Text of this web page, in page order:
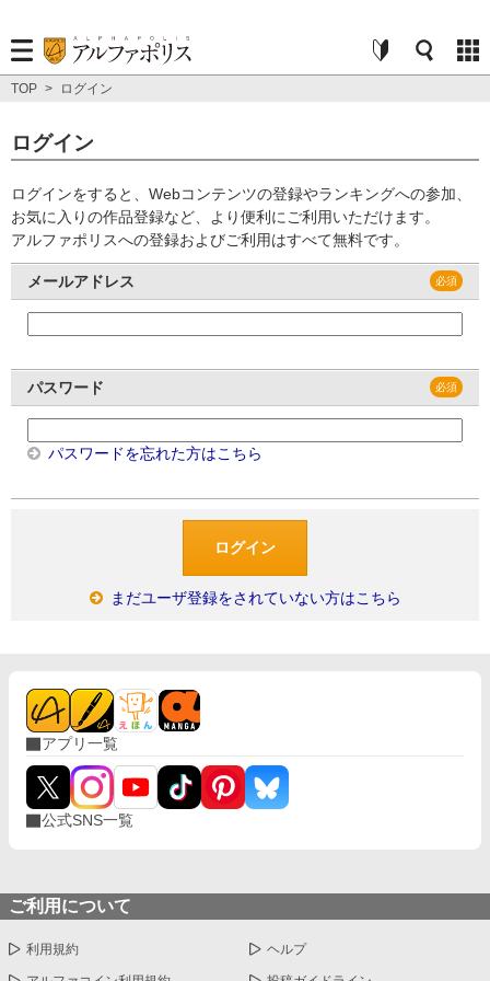
TOP > ログイン
ログイン
ログインをすると、Webコンテンツの登録やランキングへの参加、
お気に入りの作品登録など、より便利にご利用いただけます。
アルファポリスへの登録およびご利用はすべて無料です。
メールアドレス
パスワード
パスワードを忘れた方はこちら
まだユーザ登録をされていない方はこちら
アプリ一覧
公式SNS一覧
ご利用について
利用規約 ヘルプ